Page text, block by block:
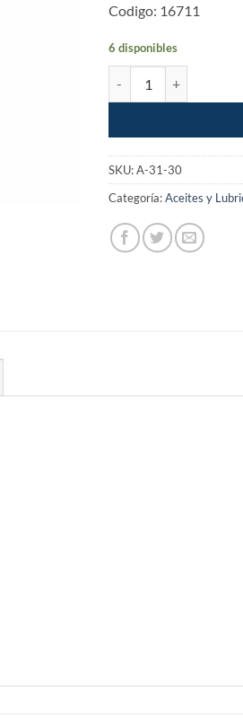
Codigo: 16711
6 disponibles
SKU:A-31-30
Categoría:Aceites y